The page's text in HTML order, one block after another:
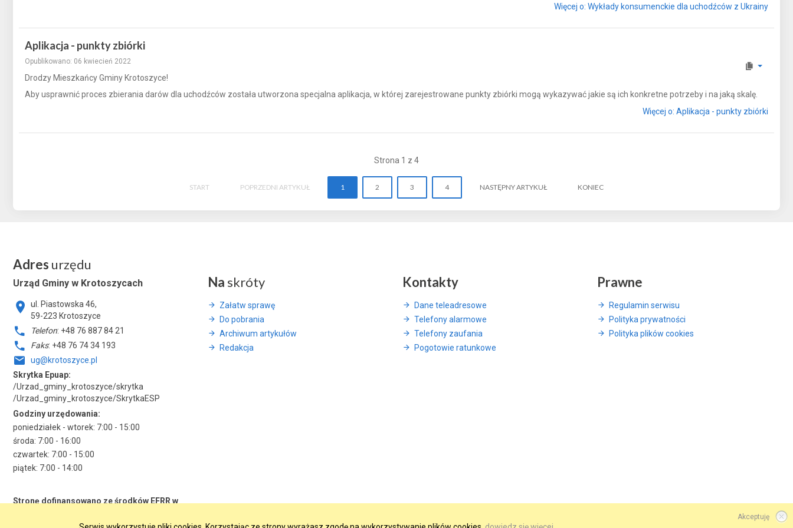
Więcej o: Wykłady konsumenckie dla uchodźców z Ukrainy
Aplikacja - punkty zbiórki
Opublikowano: 06 kwiecień 2022
Drodzy Mieszkańcy Gminy Krotoszyce!
Aby usprawnić proces zbierania darów dla uchodźców została utworzona specjalna aplikacja, w której zarejestrowane punkty zbiórki mogą wykazywać jakie są ich konkretne potrzeby i na jaką skalę.
Więcej o: Aplikacja - punkty zbiórki
Strona 1 z 4
START POPRZEDNI ARTYKUŁ 1 2 3 4 NASTĘPNY ARTYKUŁ KONIEC
Adres urzędu
Urząd Gminy w Krotoszycach
ul. Piastowska 46,
59-223 Krotoszyce
Telefon: +48 76 887 84 21
Faks: +48 76 74 34 193
ug@krotoszyce.pl
Skrytka Epuap:
/Urzad_gminy_krotoszyce/skrytka
/Urzad_gminy_krotoszyce/SkrytkaESP
Godziny urzędowania:
poniedziałek - wtorek: 7:00 - 15:00
środa: 7:00 - 16:00
czwartek: 7:00 - 15:00
piątek: 7:00 - 14:00
Stronę dofinansowano ze środków EFRR w
Na skróty
Załatw sprawę
Do pobrania
Archiwum artykułów
Redakcja
Kontakty
Dane teleadresowe
Telefony alarmowe
Telefony zaufania
Pogotowie ratunkowe
Prawne
Regulamin serwisu
Polityka prywatności
Polityka plików cookies
Akceptuję